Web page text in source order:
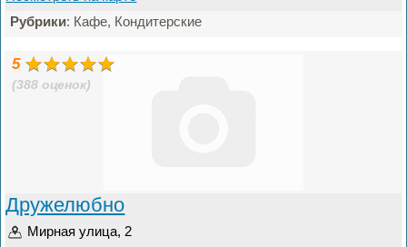
Рубрики: Кафе, Кондитерские
5
(388 оценок)
Дружелюбно
Мирная улица, 2